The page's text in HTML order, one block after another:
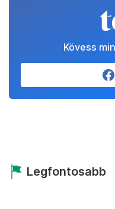
Kövess
Legfontosabb